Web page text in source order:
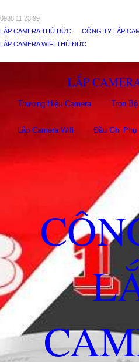
0938 11 23 99
LẮP CAMERA THỦ ĐỨC
CÔNG TY LẮP
LẮP CAMERA WIFI THỦ ĐỨC
LẮP
Thương Hiệu Camera Trọn
Lắp Camera Wifi Đầu Ghi Phụ